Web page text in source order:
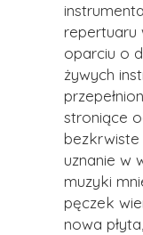
repertuaru
oparciu o
żywych
stroniące
bezkrwiste
uznanie w
muzyki
pęczek
nowa